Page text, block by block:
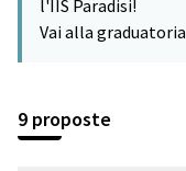
l'IIS Paradisi!
Vai alla graduatoria
9 proposte